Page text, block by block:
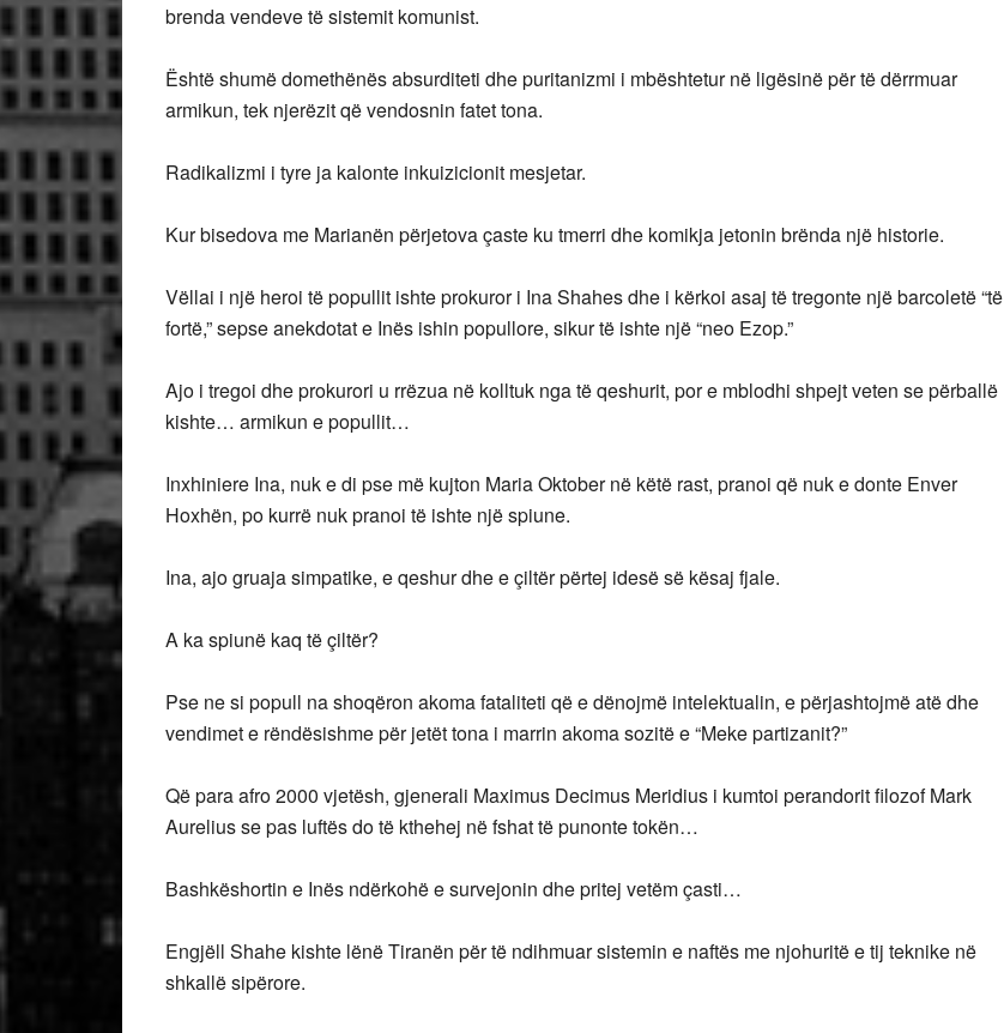
brenda vendeve të sistemit komunist.
Është shumë domethënës absurditeti dhe puritanizmi i mbështetur në ligësinë për të dërrmuar
armikun, tek njerëzit që vendosnin fatet tona.
Radikalizmi i tyre ja kalonte inkuizicionit mesjetar.
Kur bisedova me Marianën përjetova çaste ku tmerri dhe komikja jetonin brënda një historie.
Vëllai i një heroi të popullit ishte prokuror i Ina Shahes dhe i kërkoi asaj të tregonte një barcoletë “të
fortë,” sepse anekdotat e Inës ishin popullore, sikur të ishte një “neo Ezop.”
Ajo i tregoi dhe prokurori u rrëzua në kolltuk nga të qeshurit, por e mblodhi shpejt veten se përballë
kishte… armikun e popullit…
Inxhiniere Ina, nuk e di pse më kujton Maria Oktober në këtë rast, pranoi që nuk e donte Enver
Hoxhën, po kurrë nuk pranoi të ishte një spiune.
Ina, ajo gruaja simpatike, e qeshur dhe e çiltër përtej idesë së kësaj fjale.
A ka spiunë kaq të çiltër?
Pse ne si popull na shoqëron akoma fataliteti që e dënojmë intelektualin, e përjashtojmë atë dhe
vendimet e rëndësishme për jetët tona i marrin akoma sozitë e “Meke partizanit?”
Që para afro 2000 vjetësh, gjenerali Maximus Decimus Meridius i kumtoi perandorit filozof Mark
Aurelius se pas luftës do të kthehej në fshat të punonte tokën…
Bashkëshortin e Inës ndërkohë e survejonin dhe pritej vetëm çasti…
Engjëll Shahe kishte lënë Tiranën për të ndihmuar sistemin e naftës me njohuritë e tij teknike në
shkallë sipërore.